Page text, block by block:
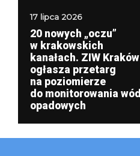
17 lipca 2026
20 nowych „oczu”
w krakowskich
kanałach. ZIW Kraków
ogłasza przetarg
na poziomierze
do monitorowania wód
opadowych